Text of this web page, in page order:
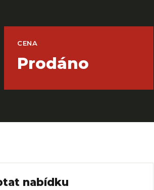
CENA
Prodáno
nabídku